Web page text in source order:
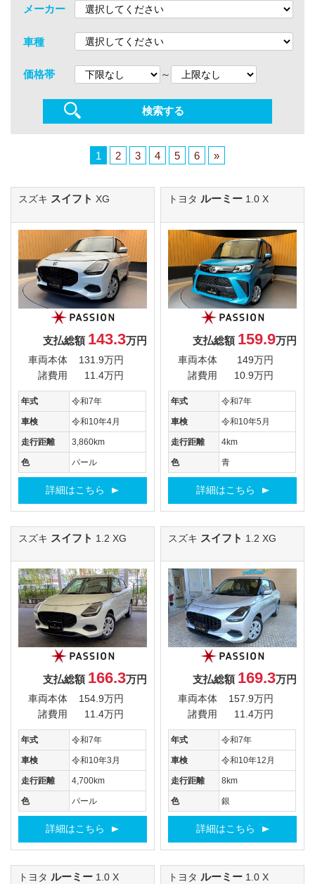
メーカー
車種
価格帯 ～
1 2 3 4 5 6 »
スズキ スイフト XG
支払総額 143.3万円
車両本体
131.9万円
諸費用
11.4万円
年式 令和7年
車検 令和10年4月
走行距離 3,860km
色 パール
詳細はこちら
トヨタ ルーミー 1.0 X
支払総額 159.9万円
車両本体
149万円
諸費用
10.9万円
年式 令和7年
車検 令和10年5月
走行距離 4km
色 青
詳細はこちら
スズキ スイフト 1.2 XG
支払総額 166.3万円
車両本体
154.9万円
諸費用
11.4万円
年式 令和7年
車検 令和10年3月
走行距離 4,700km
色 パール
詳細はこちら
スズキ スイフト 1.2 XG
支払総額 169.3万円
車両本体
157.9万円
諸費用
11.4万円
年式 令和7年
車検 令和10年12月
走行距離 8km
色 銀
詳細はこちら
トヨタ ルーミー 1.0 X トヨタ ルーミー 1.0 X